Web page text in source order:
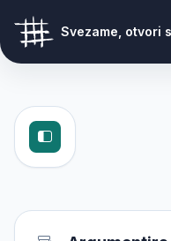
Svezame, otvori